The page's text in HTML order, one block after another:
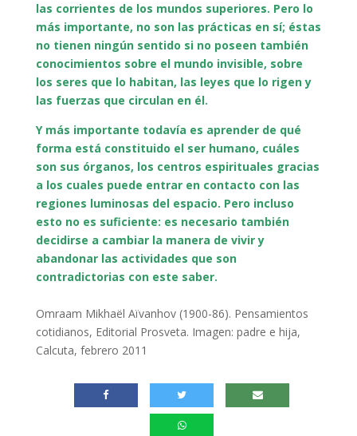
las corrientes de los mundos superiores. Pero lo
más importante, no son las prácticas en sí; éstas
no tienen ningún sentido si no poseen también
conocimientos sobre el mundo invisible, sobre
los seres que lo habitan, las leyes que lo rigen y
las fuerzas que circulan en él.
Y más importante todavía es aprender de qué
forma está constituido el ser humano, cuáles
son sus órganos, los centros espirituales gracias
a los cuales puede entrar en contacto con las
regiones luminosas del espacio. Pero incluso
esto no es suficiente: es necesario también
decidirse a cambiar la manera de vivir y
abandonar las actividades que son
contradictorias con este saber.
Omraam Mikhaël Aïvanhov (1900-86). Pensamientos
cotidianos, Editorial Prosveta. Imagen: padre e hija,
Calcuta, febrero 2011